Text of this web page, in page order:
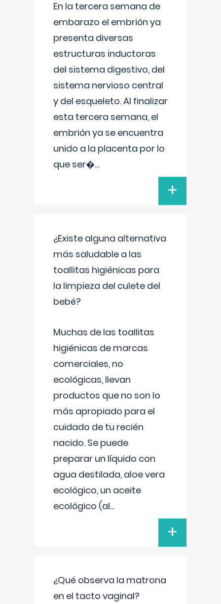
En la tercera semana de
embarazo el embrión ya
presenta diversas
estructuras inductoras
del sistema digestivo, del
sistema nervioso central
y del esqueleto. Al finalizar
esta tercera semana, el
embrión ya se encuentra
unido a la placenta por lo
que ser�...
+
¿Existe alguna alternativa
más saludable a las
toallitas higiénicas para
la limpieza del culete del
bebé?
Muchas de las toallitas
higiénicas de marcas
comerciales, no
ecológicas, llevan
productos que no son lo
más apropiado para el
cuidado de tu recién
nacido. Se puede
preparar un líquido con
agua destilada, aloe vera
ecológico, un aceite
ecológico (al...
+
¿Qué observa la matrona
en el tacto vaginal?